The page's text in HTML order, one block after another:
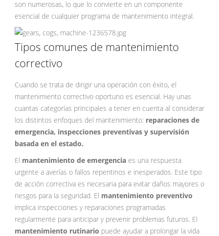
son numerosas, lo que lo convierte en un componente
esencial de cualquier programa de mantenimiento integral.
Tipos comunes de mantenimiento
correctivo
Cuando se trata de dirigir una operación con éxito, el
mantenimiento correctivo oportuno es esencial. Hay unas
cuantas categorías principales a tener en cuenta al considerar
los distintos enfoques del mantenimiento: reparaciones de
emergencia, inspecciones preventivas y supervisión
basada en el estado.
El mantenimiento de emergencia es una respuesta
urgente a averías o fallos repentinos e inesperados. Este tipo
de acción correctiva es necesaria para evitar daños mayores o
riesgos para la seguridad. El mantenimiento preventivo
implica inspecciones y reparaciones programadas
regularmente para anticipar y prevenir problemas futuros. El
mantenimiento rutinario puede ayudar a prolongar la vida